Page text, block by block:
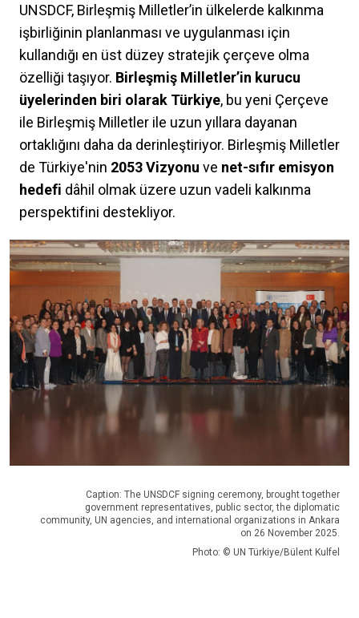
UNSDCF, Birleşmiş Milletler’in ülkelerde kalkınma
işbirliğinin planlanması ve uygulanması için
kullandığı en üst düzey stratejik çerçeve olma
özelliği taşıyor. Birleşmiş Milletler’in kurucu
üyelerinden biri olarak Türkiye, bu yeni Çerçeve
ile Birleşmiş Milletler ile uzun yıllara dayanan
ortaklığını daha da derinleştiriyor. Birleşmiş Milletler
de Türkiye'nin 2053 Vizyonu ve net-sıfır emisyon
hedefi dâhil olmak üzere uzun vadeli kalkınma
perspektifini destekliyor.
Caption: The UNSDCF signing ceremony, brought together
government representatives, public sector, the diplomatic
community, UN agencies, and international organizations in Ankara
on 26 November 2025.
Photo: © UN Türkiye/Bülent Kulfel